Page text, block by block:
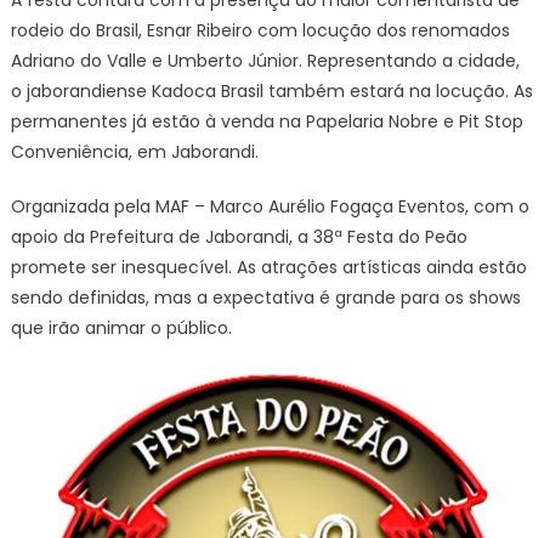
rodeio do Brasil, Esnar Ribeiro com locução dos renomados
Adriano do Valle e Umberto Júnior. Representando a cidade,
o jaborandiense Kadoca Brasil também estará na locução. As
permanentes já estão à venda na Papelaria Nobre e Pit Stop
Conveniência, em Jaborandi.
Organizada pela MAF – Marco Aurélio Fogaça Eventos, com o
apoio da Prefeitura de Jaborandi, a 38ª Festa do Peão
promete ser inesquecível. As atrações artísticas ainda estão
sendo definidas, mas a expectativa é grande para os shows
que irão animar o público.